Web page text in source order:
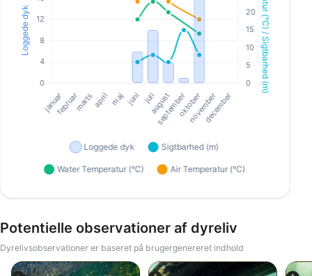
Potentielle observationer af dyreliv
Dyrelivsobservationer er baseret på brugergenereret indhold